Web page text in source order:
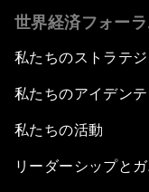
世界経済フォー
私たちのストラテ
私たちのアイデンテ
私たちの活動
リーダーシップと